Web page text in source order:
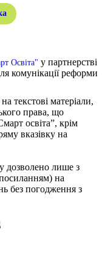
Освіта" у партнерстві
комунікації реформи
текстові матеріали,
права, що
освіта”, крім
вказівку на
дозволено лише з
на
без погодження з